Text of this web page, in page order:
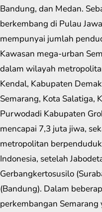
Bandung, dan Medan.
berkembang di Pulau
mempunyai jumlah
Kawasan mega-urban
dalam wilayah
Kendal, Kabupaten
Semarang, Kota Salatiga,
Purwodadi Kabupaten
mencapai 7,3 juta jiwa,
metropolitan
Indonesia, setelah
Gerbangkertosusilo
(Bandung). Dalam
perkembangan